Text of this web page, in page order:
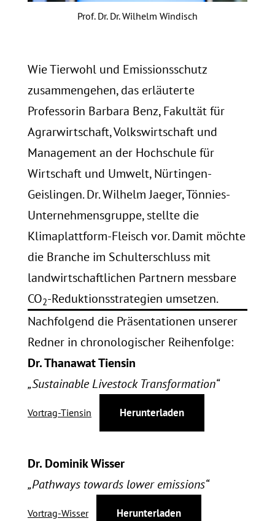
Prof. Dr. Dr. Wilhelm Windisch
Wie Tierwohl und Emissionsschutz
zusammengehen, das erläuterte
Professorin Barbara Benz, Fakultät für
Agrarwirtschaft, Volkswirtschaft und
Management an der Hochschule für
Wirtschaft und Umwelt, Nürtingen-
Geislingen. Dr. Wilhelm Jaeger, Tönnies-
Unternehmensgruppe, stellte die
Klimaplattform-Fleisch vor. Damit möchte
die Branche im Schulterschluss mit
landwirtschaftlichen Partnern messbare
CO2-Reduktionsstrategien umsetzen.
Nachfolgend die Präsentationen unserer
Redner in chronologischer Reihenfolge:
Dr. Thanawat Tiensin
„Sustainable Livestock Transformation“
Vortrag-Tiensin Herunterladen
Dr. Dominik Wisser
„Pathways towards lower emissions“
Vortrag-Wisser Herunterladen